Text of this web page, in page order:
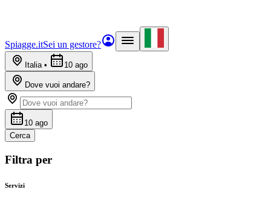
Spiagge.itSei un gestore?
Italia• 10 ago
Dove vuoi andare?
10 ago
Cerca
Filtra per
Servizi